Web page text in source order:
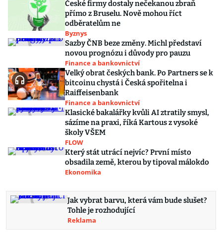
České firmy dostaly nečekanou zbraň
přímo z Bruselu. Nově mohou říct
odběratelům ne
Byznys
Sazby ČNB beze změny. Michl představí
novou prognózu i důvody pro pauzu
Finance a bankovnictví
Velký obrat českých bank. Po Partners se k
bitcoinu chystá i Česká spořitelna i
Raiffeisenbank
Finance a bankovnictví
Klasické bakalářky kvůli AI ztratily smysl,
sázíme na praxi, říká Kartous z vysoké
školy VŠEM
FLOW
Který stát utrácí nejvíc? První místo
obsadila země, kterou by tipoval málokdo
Ekonomika
Jak vybrat barvu, která vám bude slušet?
Tohle je rozhodující
Reklama